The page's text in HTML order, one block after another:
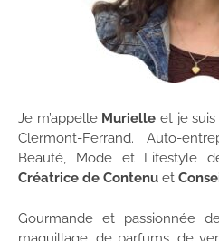
Je m’appelle Murielle et je suis
Clermont-Ferrand. Auto-
Beauté, Mode et Lifestyle
Créatrice de Contenu et
Gourmande et passionnée